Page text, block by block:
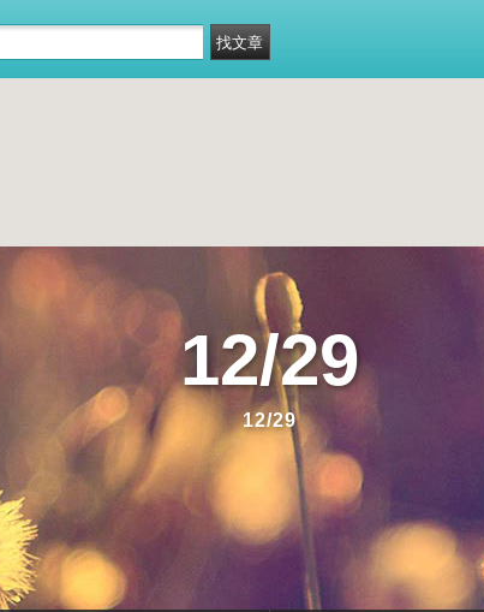
12/29
12/29